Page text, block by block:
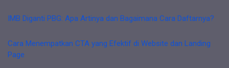
IMB Diganti PBG: Apa Artinya dan Bagaimana Cara Daftarnya?
Cara Menempatkan CTA yang Efektif di Website dan Landing
Page